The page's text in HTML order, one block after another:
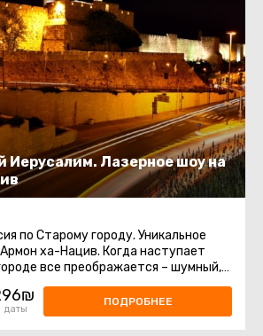
Иерусалим. Лазерное шоу на
по Старому городу. Уникальное
ха-Нацив. Когда наступает
– шумный,
даты
ПОДРОБНЕЕ